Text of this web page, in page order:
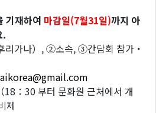
기재하여 마감일(7월31일)까지 아
.
가나）, ②소속, ③간담회 참가・
：30 부터 문화원 근처에서 개
제